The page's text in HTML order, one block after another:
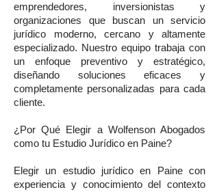
emprendedores, inversionistas y
organizaciones que buscan un servicio
jurídico moderno, cercano y altamente
especializado. Nuestro equipo trabaja con
un enfoque preventivo y estratégico,
diseñando soluciones eficaces y
completamente personalizadas para cada
cliente.
¿Por Qué Elegir a Wolfenson Abogados
como tu Estudio Jurídico en Paine?
Elegir un estudio jurídico en Paine con
experiencia y conocimiento del contexto